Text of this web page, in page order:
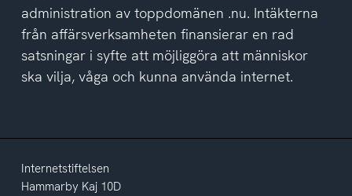
administration av toppdomänen .nu. Intäkterna
från affärsverksamheten finansierar en rad
satsningar i syfte att möjliggöra att människor
ska vilja, våga och kunna använda internet.
Internetstiftelsen
Hammarby Kaj 10D